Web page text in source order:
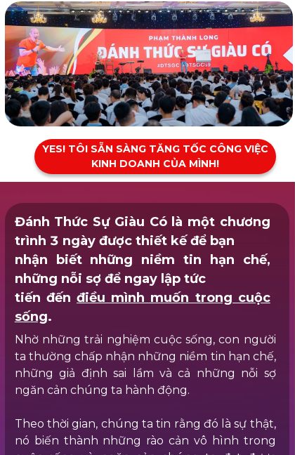
YES! TÔI SẴN SÀNG TĂNG TỐC CÔNG VIỆC
KINH DOANH CỦA MÌNH!
Đánh Thức Sự Giàu Có là một chương
trình 3 ngày được thiết kế để bạn
nhận biết những niềm tin hạn chế,
những nỗi sợ để ngay lập tức
tiến đếnđiều mình muốn trong cuộc
sống.
Nhờ những trải nghiệm cuộc sống, con người
ta thường chấp nhận những niềm tin hạn chế,
những giả định sai lầm và cả những nỗi sợ
ngăn cản chúng ta hành động.
Theo thời gian, chúng ta tin rằng đó là sự thật,
nó biến thành những rào cản vô hình trong